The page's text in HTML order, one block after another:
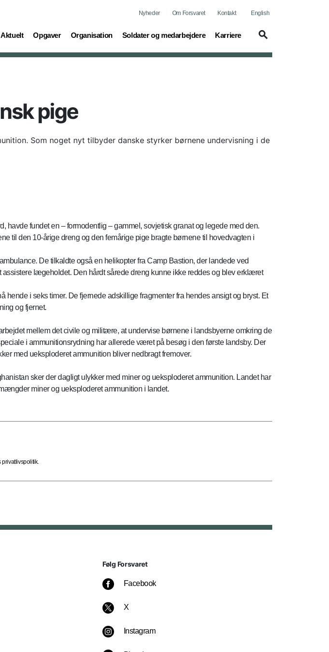
Nyheder Om Forsvaret Kontakt English
Aktuelt
(current) Opgaver
(current) Organisation
(current) Soldater og medarbejdere
(current) Karriere
(current)
pige
Som noget nyt tilbyder danske styrker børnene undervisning i de
fundet en – formodentlig – gammel, sovjetisk granat og legede med den.
til den 10-årige dreng og den femårige pige bragte børnene til hovedvagten i
De tilkaldte også en helikopter fra Camp Bastion, der landede ved
lægeholdet. Den hårdt sårede dreng kunne ikke reddes og blev erklæret
i seks timer. De fjernede adskillige fragmenter fra hendes ansigt og bryst. Et
og fjernet.
mellem det civile og militære, at undervise børnene i landsbyerne omkring de
i ammunitionsrydning har allerede været på besøg i den første landsby. Der
med ueksploderet ammunition bliver nedbragt fremover.
sker der dagligt ulykker med miner og ueksploderet ammunition. Landet har
miner og ueksploderet ammunition i landet.
Følg Forsvaret
Facebook
X
Instagram